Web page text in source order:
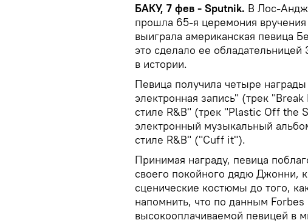
БАКУ, 7 фев - Sputnik. В Лос-
прошла 65-я церемония
выиграла американская певица
это сделало ее
в истории.
Певица получила четыре
электронная запись" (трек
стиле R&B" (трек "Plastic Off the
электронный музыкальный
стиле R&B" ("Cuff it").
Принимая награду, певица
своего покойного дядю Джонни,
сценические костюмы до того,
напомнить, что по данным Forbes
высокооплачиваемой певицей в